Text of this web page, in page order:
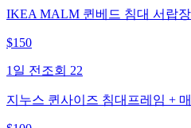
IKEA MALM 퀸베드 침대 서랍장
$150
1일 전 조회 22
지누스 퀸사이즈 침대프레임 +